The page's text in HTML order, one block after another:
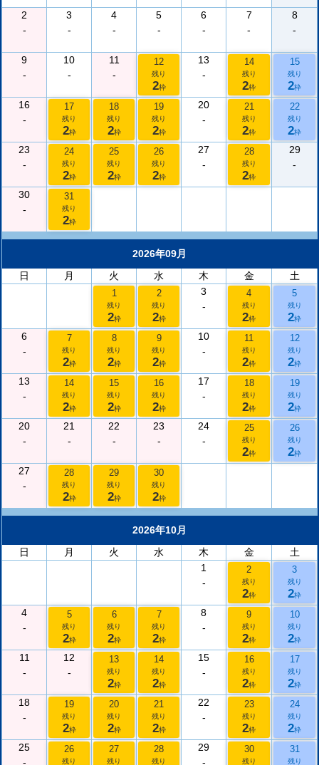
2
-
3
-
4
-
5
-
6
-
7
-
8
-
9
-
10
-
11
-
12
残り
2枠
13
-
14
残り
2枠
15
残り
2枠
16
-
17
残り
2枠
18
残り
2枠
19
残り
2枠
20
-
21
残り
2枠
22
残り
2枠
23
-
24
残り
2枠
25
残り
2枠
26
残り
2枠
27
-
28
残り
2枠
29
-
30
-
31
残り
2枠
2026年09月
日
月 火 水 木 金 土
1
残り
2枠
2
残り
2枠
3
-
4
残り
2枠
5
残り
2枠
6
-
7
残り
2枠
8
残り
2枠
9
残り
2枠
10
-
11
残り
2枠
12
残り
2枠
13
-
14
残り
2枠
15
残り
2枠
16
残り
2枠
17
-
18
残り
2枠
19
残り
2枠
20
-
21
-
22
-
23
-
24
-
25
残り
2枠
26
残り
2枠
27
-
28
残り
2枠
29
残り
2枠
30
残り
2枠
2026年10月
日
月 火 水 木 金
土
1
-
2
残り
2枠
3
残り
2枠
4
-
5
残り
2枠
6
残り
2枠
7
残り
2枠
8
-
9
残り
2枠
10
残り
2枠
11
-
12
-
13
残り
2枠
14
残り
2枠
15
-
16
残り
2枠
17
残り
2枠
18
-
19
残り
2枠
20
残り
2枠
21
残り
2枠
22
-
23
残り
2枠
24
残り
2枠
25
-
26
残り
27
残り
28
残り
29
-
30
残り
31
残り